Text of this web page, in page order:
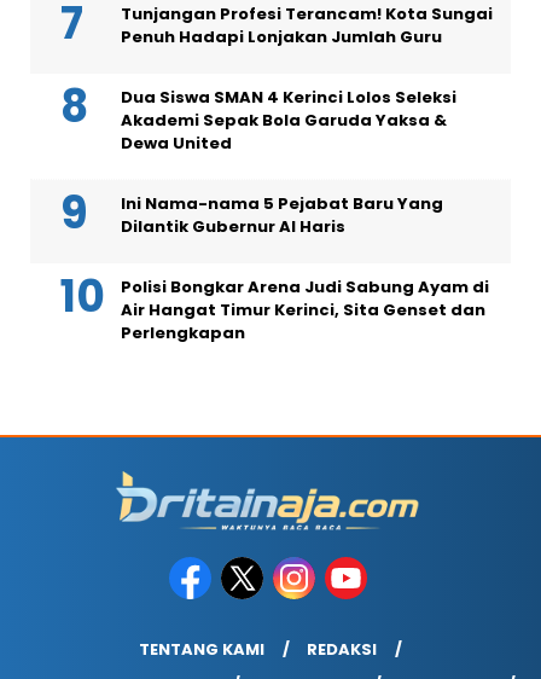
Tunjangan Profesi Terancam! Kota Sungai
Penuh Hadapi Lonjakan Jumlah Guru
Dua Siswa SMAN 4 Kerinci Lolos Seleksi
Akademi Sepak Bola Garuda Yaksa &
Dewa United
Ini Nama-nama 5 Pejabat Baru Yang
Dilantik Gubernur Al Haris
Polisi Bongkar Arena Judi Sabung Ayam di
Air Hangat Timur Kerinci, Sita Genset dan
Perlengkapan
TENTANG KAMI
REDAKSI